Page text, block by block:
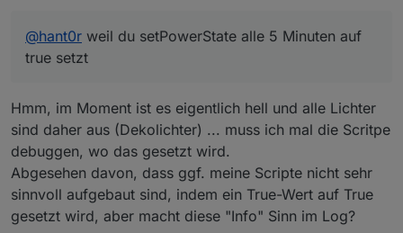
tapo.0 2024-12-01 14:00:02.381	info
tapo.0 2024-12-01 14:00:02.379	info
@hant0r weil du setPowerState alle 5 Minuten auf
true setzt
Hmm, im Moment ist es eigentlich hell und alle Lichter
sind daher aus (Dekolichter) ... muss ich mal die Scritpe
debuggen, wo das gesetzt wird.
Abgesehen davon, dass ggf. meine Scripte nicht sehr
sinnvoll aufgebaut sind, indem ein True-Wert auf True
gesetzt wird, aber macht diese "Info" Sinn im Log?